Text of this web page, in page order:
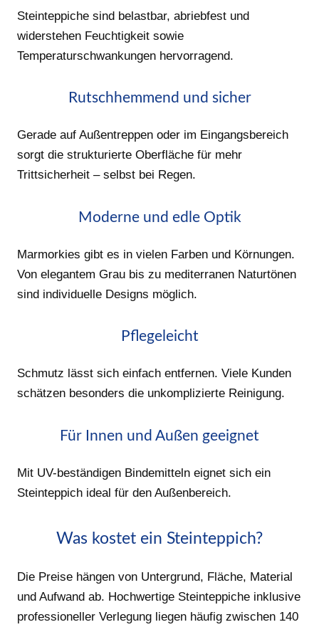
Steinteppiche sind belastbar, abriebfest und
widerstehen Feuchtigkeit sowie
Temperaturschwankungen hervorragend.
Rutschhemmend und sicher
Gerade auf Außentreppen oder im Eingangsbereich
sorgt die strukturierte Oberfläche für mehr
Trittsicherheit – selbst bei Regen.
Moderne und edle Optik
Marmorkies gibt es in vielen Farben und Körnungen.
Von elegantem Grau bis zu mediterranen Naturtönen
sind individuelle Designs möglich.
Pflegeleicht
Schmutz lässt sich einfach entfernen. Viele Kunden
schätzen besonders die unkomplizierte Reinigung.
Für Innen und Außen geeignet
Mit UV-beständigen Bindemitteln eignet sich ein
Steinteppich ideal für den Außenbereich.
Was kostet ein Steinteppich?
Die Preise hängen von Untergrund, Fläche, Material
und Aufwand ab. Hochwertige Steinteppiche inklusive
professioneller Verlegung liegen häufig zwischen 140